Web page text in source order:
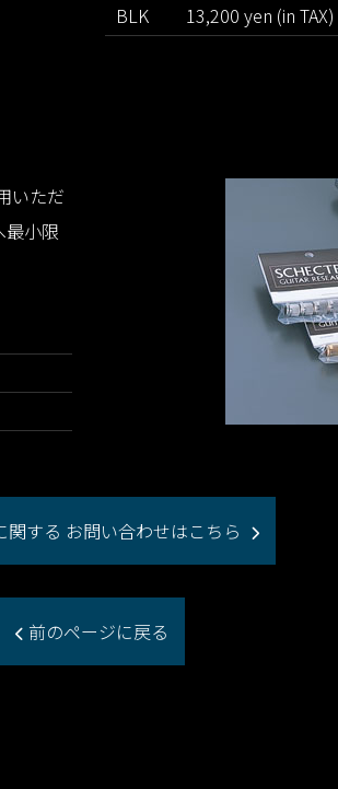
BLK
13,200 yen (in TAX)
いただ
最小限
関する お問い合わせはこちら
前のページに戻る